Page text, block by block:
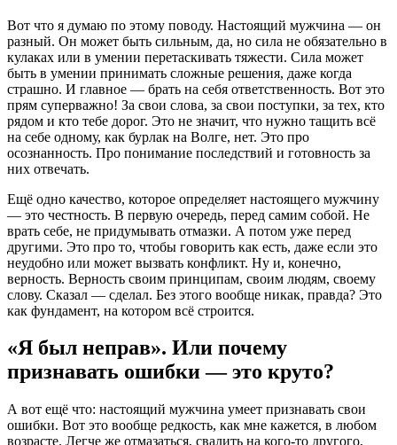
Вот что я думаю по этому поводу. Настоящий мужчина — он
разный. Он может быть сильным, да, но сила не обязательно в
кулаках или в умении перетаскивать тяжести. Сила может
быть в умении принимать сложные решения, даже когда
страшно. И главное — брать на себя ответственность. Вот это
прям суперважно! За свои слова, за свои поступки, за тех, кто
рядом и кто тебе дорог. Это не значит, что нужно тащить всё
на себе одному, как бурлак на Волге, нет. Это про
осознанность. Про понимание последствий и готовность за
них отвечать.
Ещё одно качество, которое определяет настоящего мужчину
— это честность. В первую очередь, перед самим собой. Не
врать себе, не придумывать отмазки. А потом уже перед
другими. Это про то, чтобы говорить как есть, даже если это
неудобно или может вызвать конфликт. Ну и, конечно,
верность. Верность своим принципам, своим людям, своему
слову. Сказал — сделал. Без этого вообще никак, правда? Это
как фундамент, на котором всё строится.
«Я был неправ». Или почему
признавать ошибки — это круто?
А вот ещё что: настоящий мужчина умеет признавать свои
ошибки. Вот это вообще редкость, как мне кажется, в любом
возрасте. Легче же отмазаться, свалить на кого-то другого,